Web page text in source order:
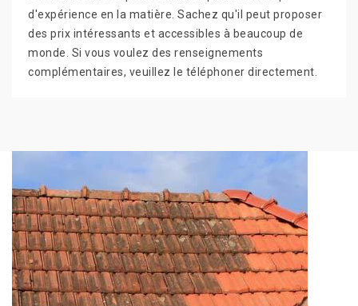
d'expérience en la matière. Sachez qu'il peut proposer
des prix intéressants et accessibles à beaucoup de
monde. Si vous voulez des renseignements
complémentaires, veuillez le téléphoner directement.